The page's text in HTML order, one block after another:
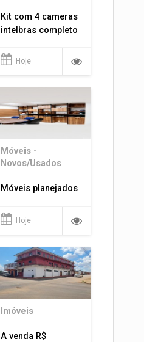
Kit com 4 cameras
intelbras completo
Hoje
Móveis -
Novos/Usados
Móveis planejados
Hoje
Imóveis
A venda R$